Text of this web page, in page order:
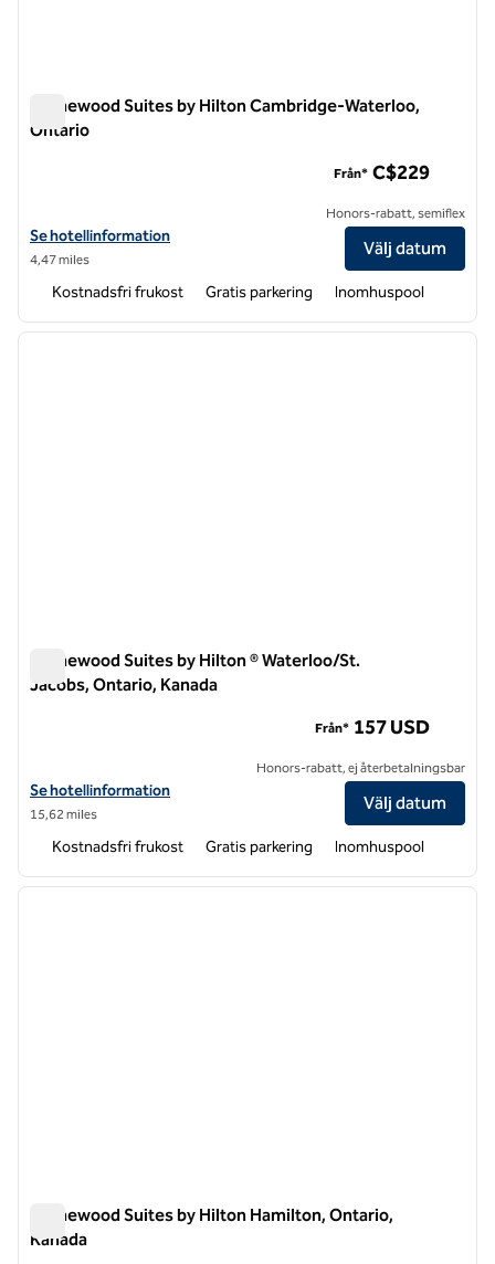
Homewood Suites by Hilton Cambridge-Waterloo,
Ontario
Visa hotelluppgifter för Homewood Suites by Hilton Cambridge-
Se hotellinformation
4,47 miles
Från* C$229
Honors-rabatt, semiflex
Välj datum
Kostnadsfri frukost Gratis parkering Inomhuspool
1 av 12
nästa
Homewood Suites by Hilton ® Waterloo/St.
Jacobs, Ontario, Kanada
Visa hotelluppgifter för Homewood Suites by Hilton® Waterloo/St.
Se hotellinformation
15,62 miles
Från* 157 USD
Honors-rabatt, ej återbetalningsbar
Välj datum
Kostnadsfri frukost Gratis parkering Inomhuspool
1 av 12
nästa
Homewood Suites by Hilton Hamilton, Ontario,
Kanada